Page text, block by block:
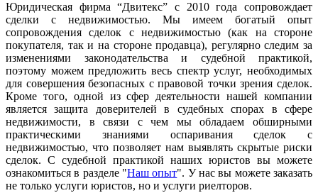
Юридическая фирма “Двитекс” с 2010 года сопровождает
сделки с недвижимостью. Мы имеем богатый опыт
сопровождения сделок с недвижимостью (как на стороне
покупателя, так и на стороне продавца), регулярно следим за
изменениями законодательства и судебной практикой,
поэтому можем предложить весь спектр услуг, необходимых
для совершения безопасных с правовой точки зрения сделок.
Кроме того, одной из сфер деятельности нашей компании
является защита доверителей в судебных спорах в сфере
недвижимости, в связи с чем мы обладаем обширными
практическими знаниями оспаривания сделок с
недвижимостью, что позволяет нам выявлять скрытые риски
сделок. С судебной практикой наших юристов вы можете
ознакомиться в разделе "Наш опыт". У нас вы можете заказать
не только услуги юристов, но и услуги риелторов.